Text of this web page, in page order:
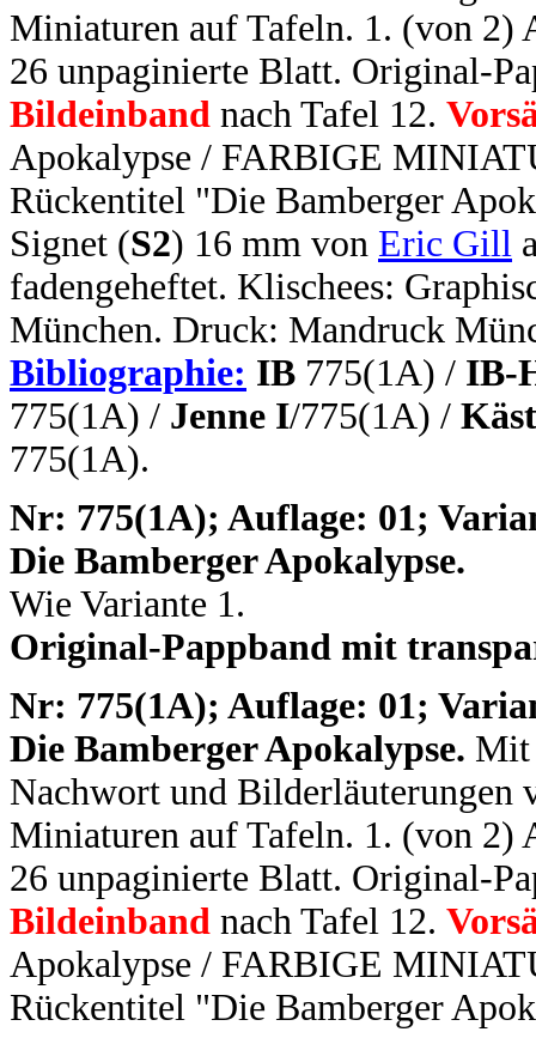
Miniaturen auf Tafeln. 1. (von 2)
26 unpaginierte Blatt. Original-
Bildeinband nach Tafel 12.
Apokalypse / FARBIGE
Rückentitel "Die Bamberger
Signet (S2) 16 mm von Eric Gill
fadengeheftet. Klischees:
München. Druck: Mandruck
Bibliographie: IB 775(1A) / IB-
775(1A) / Jenne I/775(1A) /
775(1A).
Nr: 775(1A); Auflage: 01;
Die Bamberger Apokalypse.
Wie Variante 1.
Original-Pappband mit
Nr: 775(1A); Auflage: 01;
Die Bamberger Apokalypse. Mit
Nachwort und Bilderläuterungen
Miniaturen auf Tafeln. 1. (von 2)
26 unpaginierte Blatt. Original-
Bildeinband nach Tafel 12.
Apokalypse / FARBIGE
Rückentitel "Die Bamberger